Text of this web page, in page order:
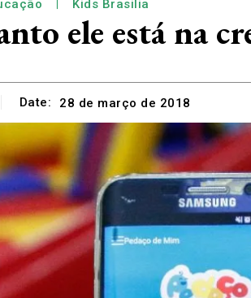
Kids Brasilia
ele está na
Date: 28 de março de 2018